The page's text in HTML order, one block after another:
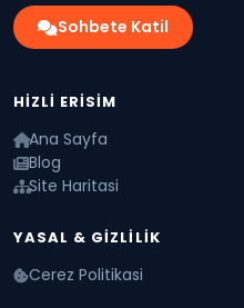
Sohbete Katil
HIZLI ERISIM
Ana Sayfa
Blog
Site Haritasi
YASAL & GIZLILIK
Cerez Politikasi